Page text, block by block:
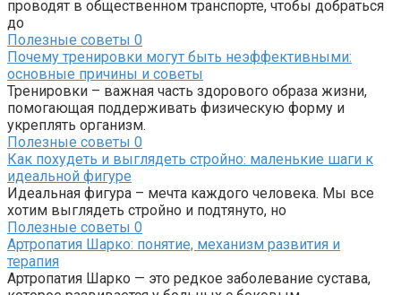
проводят в общественном транспорте, чтобы добраться
до
Полезные советы 0
Почему тренировки могут быть неэффективными:
основные причины и советы
Тренировки – важная часть здорового образа жизни,
помогающая поддерживать физическую форму и
укреплять организм.
Полезные советы 0
Как похудеть и выглядеть стройно: маленькие шаги к
идеальной фигуре
Идеальная фигура – мечта каждого человека. Мы все
хотим выглядеть стройно и подтянуто, но
Полезные советы 0
Артропатия Шарко: понятие, механизм развития и
терапия
Артропатия Шарко — это редкое заболевание сустава,